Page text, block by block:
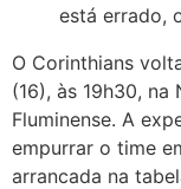
está errado,
O Corinthians
(16), às 19h30, na
Fluminense. A
empurrar o time
arrancada na